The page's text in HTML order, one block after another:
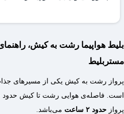
دقیق آن براساس قیمت پرداختی
لیست بلیط‌ها انتخاب کرده و پس از
بلیط هواپیما رشت به کیش، راهنمای
مستربلیط
پرواز رشت به کیش یکی از مسیرهای
است. فاصله‌ی هوایی رشت تا کیش حدود
پرواز حدود ۲ ساعت
می‌باشد.